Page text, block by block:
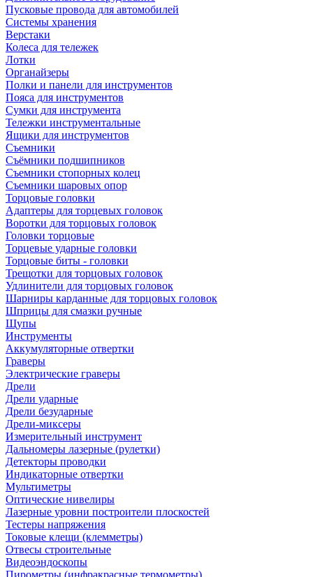
Пусковые провода для автомобилей
Системы хранения
Верстаки
Колеса для тележек
Лотки
Органайзеры
Полки и панели для инструментов
Пояса для инструментов
Сумки для инструмента
Тележки инструментальные
Ящики для инструментов
Съемники
Съёмники подшипников
Съемники стопорных колец
Съемники шаровых опор
Торцовые головки
Адаптеры для торцевых головок
Воротки для торцовых головок
Головки торцовые
Торцевые ударные головки
Торцовые биты - головки
Трещотки для торцовых головок
Удлинители для торцовых головок
Шарниры карданные для торцовых головок
Шприцы для смазки ручные
Щупы
Инструменты
Аккумуляторные отвертки
Граверы
Электрические граверы
Дрели
Дрели ударные
Дрели безударные
Дрели-миксеры
Измерительный инструмент
Дальномеры лазерные (рулетки)
Детекторы проводки
Индикаторные отвертки
Мультиметры
Оптические нивелиры
Лазерные уровни построители плоскостей
Тестеры напряжения
Токовые клещи (клемметры)
Отвесы строительные
Видеоэндоскопы
Пирометры (инфракрасные термометры)